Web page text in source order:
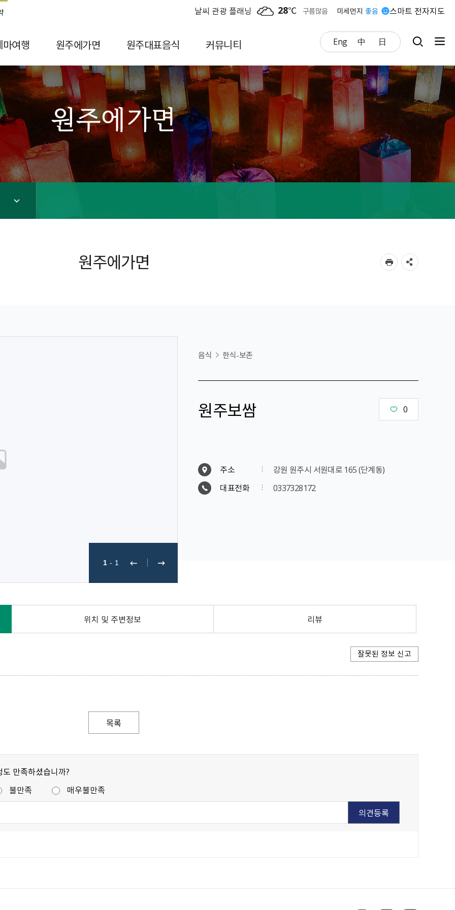
스마트 전자지도
날씨 관광 플래닝 28℃ 구름많음 미세먼지 좋음
Eng 中 日
마여행 원주에가면 원주대표음식 커뮤니티
원주에가면
원주에가면
1 - 1
음식 한식-보존
원주보쌈 0
주소
강원 원주시 서원대로 165 (단계동)
대표전화
0337328172
위치 및 주변정보 리뷰
잘못된 정보 신고
목록
만족하셨습니까?
불만족 매우불만족